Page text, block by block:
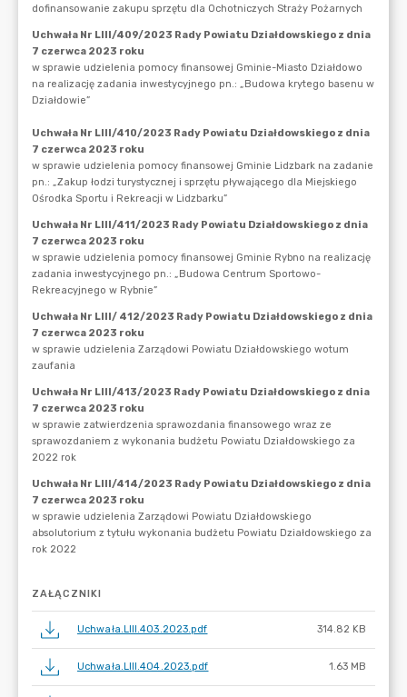
ZAŁĄCZNIKI
Uchwała.LIII.403.2023.pdf 314.82 KB
Uchwała.LIII.404.2023.pdf 1.63 MB